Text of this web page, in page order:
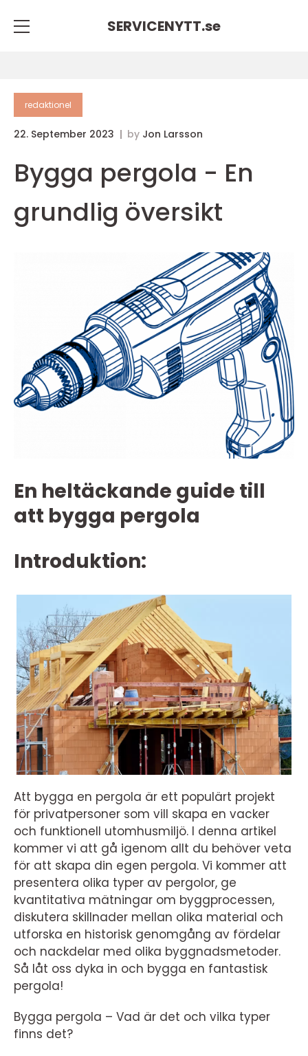
SERVICENYTT.se
redaktionel
22. September 2023 by Jon Larsson
Bygga pergola - En
grundlig översikt
En heltäckande guide till
att bygga pergola
Introduktion:
Att bygga en pergola är ett populärt projekt
för privatpersoner som vill skapa en vacker
och funktionell utomhusmiljö. I denna artikel
kommer vi att gå igenom allt du behöver veta
för att skapa din egen pergola. Vi kommer att
presentera olika typer av pergolor, ge
kvantitativa mätningar om byggprocessen,
diskutera skillnader mellan olika material och
utforska en historisk genomgång av fördelar
och nackdelar med olika byggnadsmetoder.
Så låt oss dyka in och bygga en fantastisk
pergola!
Bygga pergola – Vad är det och vilka typer
finns det?